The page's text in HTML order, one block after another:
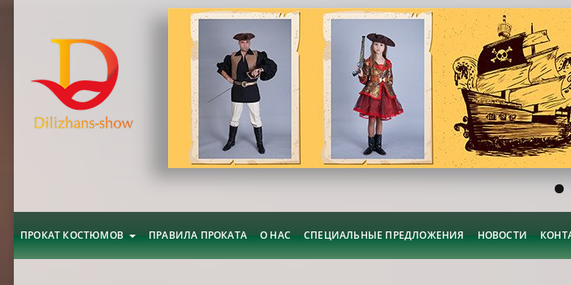
ПРОКАТ КОСТЮМОВ ПРАВИЛА ПРОКАТА О НАС СПЕЦИАЛЬНЫЕ ПРЕДЛОЖЕНИЯ НОВОСТИ